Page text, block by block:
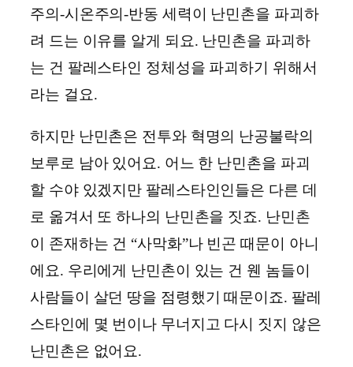
주의-시온주의-반동 세력이 난민촌을 파괴하
려 드는 이유를 알게 되요. 난민촌을 파괴하
는 건 팔레스타인 정체성을 파괴하기 위해서
라는 걸요.
하지만 난민촌은 전투와 혁명의 난공불락의
보루로 남아 있어요. 어느 한 난민촌을 파괴
할 수야 있겠지만 팔레스타인인들은 다른 데
로 옮겨서 또 하나의 난민촌을 짓죠. 난민촌
이 존재하는 건 “사막화”나 빈곤 때문이 아니
에요. 우리에게 난민촌이 있는 건 웬 놈들이
사람들이 살던 땅을 점령했기 때문이죠. 팔레
스타인에 몇 번이나 무너지고 다시 짓지 않은
난민촌은 없어요.